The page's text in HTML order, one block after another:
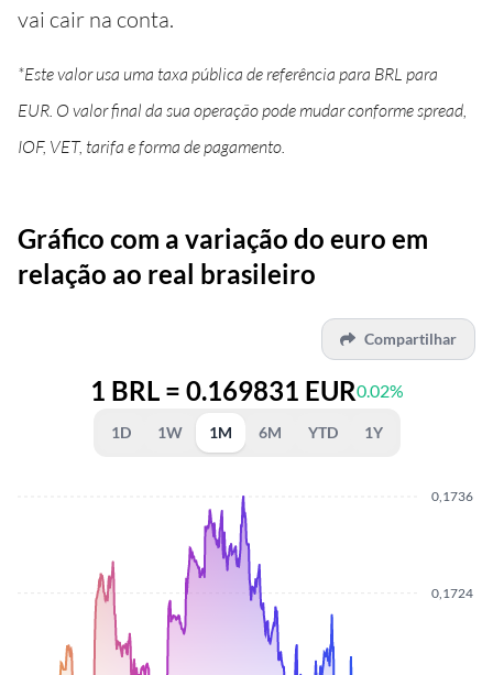
vai cair na conta.
*Este valor usa uma taxa pública de referência para BRL para
EUR. O valor final da sua operação pode mudar conforme spread,
IOF, VET, tarifa e forma de pagamento.
Gráfico com a variação do euro em
relação ao real brasileiro
Compartilhar
1 BRL = 0.169831 EUR0.02%
1D 1W 1M 6M YTD 1Y
0,1724
0,1736